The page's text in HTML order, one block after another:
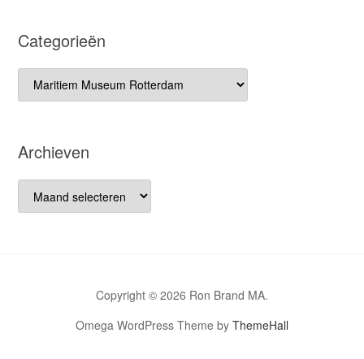
Categorieën
Categorieën
Archieven
Archieven
Copyright © 2026 Ron Brand MA.
Omega WordPress Theme by ThemeHall